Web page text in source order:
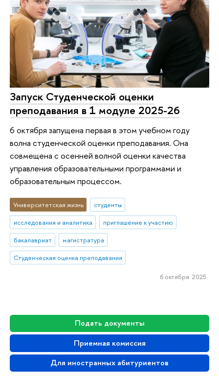
Подать документы
Приемная комиссия
Для иностранных абитуриентов
Запуск Студенческой оценки
преподавания в 1 модуле 2025-26
6 октября запущена первая в этом учебном году
волна студенческой оценки преподавания. Она
совмещена с осенней волной оценки качества
управления образовательными программами и
образовательным процессом.
Университетская жизнь
студенты
исследования и аналитика
приглашение к участию
бакалавриат
магистратура
Студенческая оценка преподавания
6 октября 2025